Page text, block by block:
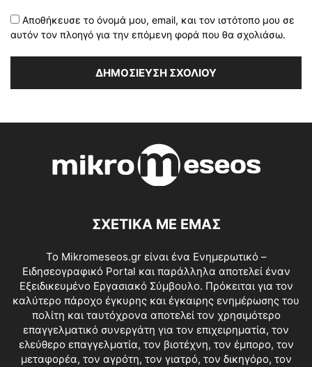
Αποθήκευσε το όνομά μου, email, και τον ιστότοπο μου σε
αυτόν τον πλοηγό για την επόμενη φορά που θα σχολιάσω.
ΣΧΕΤΙΚΑ ΜΕ ΕΜΑΣ
Το Mikromeseos.gr είναι ένα Ενημερωτικό –
Ειδησεογραφικό Portal και παράλληλα αποτελεί έναν
Εξειδικευμένο Εργασιακό Σύμβουλο. Πρόκειται για τον
καλύτερο πάροχο έγκυρης και έγκαιρης ενημέρωσης του
πολίτη και ταυτόχρονα αποτελεί τον χρησιμότερο
επαγγελματικό συνεργάτη για τον επιχειρηματία, τον
ελεύθερο επαγγελματία, τον βιοτέχνη, τον έμπορο, τον
μεταφορέα, τον αγρότη, τον γιατρό, τον δικηγόρο, τον